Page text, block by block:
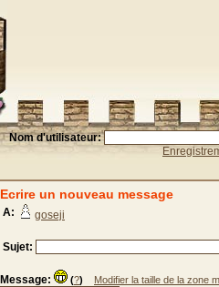
Nom d'utilisateur:
Ecrire un nouveau message
A: goseji
Sujet:
Message: (?) Modifier la taille de la zone